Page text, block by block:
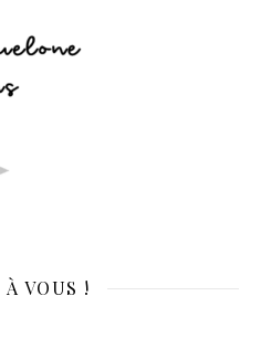
À VOUS !